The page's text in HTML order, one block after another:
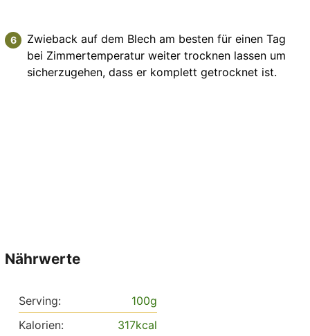
Zwieback auf dem Blech am besten für einen Tag
bei Zimmertemperatur weiter trocknen lassen um
sicherzugehen, dass er komplett getrocknet ist.
Nährwerte
Serving: 100g
Kalorien:
317kcal